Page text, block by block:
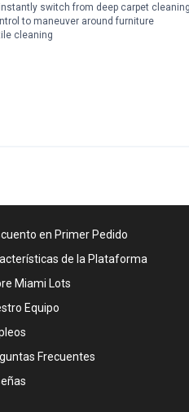
switch from deep carpet
to maneuver around furniture
cleaning
en Primer Pedido
de la Plataforma
Miami Lots
Equipo
Frecuentes